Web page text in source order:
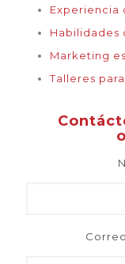
Experiencia
Habilidades
Marketing
Talleres